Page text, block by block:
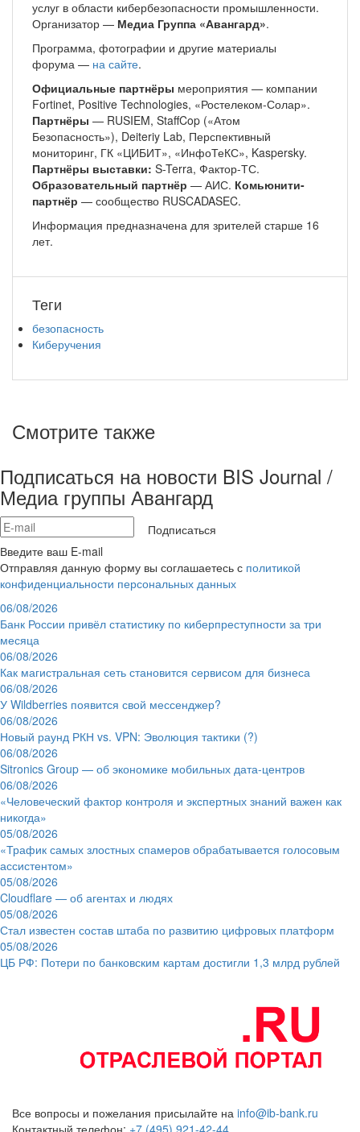
услуг в области кибербезопасности промышленности.
Организатор — Медиа Группа «Авангард».
Программа, фотографии и другие материалы
форума — на сайте.
Официальные партнёры мероприятия — компании
Fortinet, Positive Technologies, «Ростелеком-Солар».
Партнёры — RUSIEM, StaffCop («Атом
Безопасность»), Deiteriy Lab, Перспективный
мониторинг, ГК «ЦИБИТ», «ИнфоТеКС», Kaspersky.
Партнёры выставки: S-Terra, Фактор-ТС.
Образовательный партнёр — АИС. Комьюнити-
партнёр — сообщество RUSCADASEC.
Информация предназначена для зрителей старше 16
лет.
Теги
безопасность
Киберучения
Смотрите также
Подписаться на новости BIS Journal /
Медиа группы Авангард
Подписаться
Введите ваш E-mail
Отправляя данную форму вы соглашаетесь с политикой
конфиденциальности персональных данных
06/08/2026
Банк России привёл статистику по киберпреступности за три
месяца
06/08/2026
Как магистральная сеть становится сервисом для бизнеса
06/08/2026
У Wildberries появится свой мессенджер?
06/08/2026
Новый раунд РКН vs. VPN: Эволюция тактики (?)
06/08/2026
Sitronics Group — об экономике мобильных дата-центров
06/08/2026
«Человеческий фактор контроля и экспертных знаний важен как
никогда»
05/08/2026
«Трафик самых злостных спамеров обрабатывается голосовым
ассистентом»
05/08/2026
Cloudflare — об агентах и людях
05/08/2026
Стал известен состав штаба по развитию цифровых платформ
05/08/2026
ЦБ РФ: Потери по банковским картам достигли 1,3 млрд рублей
Все вопросы и пожелания присылайте на info@ib-bank.ru
Контактный телефон: +7 (495) 921-42-44